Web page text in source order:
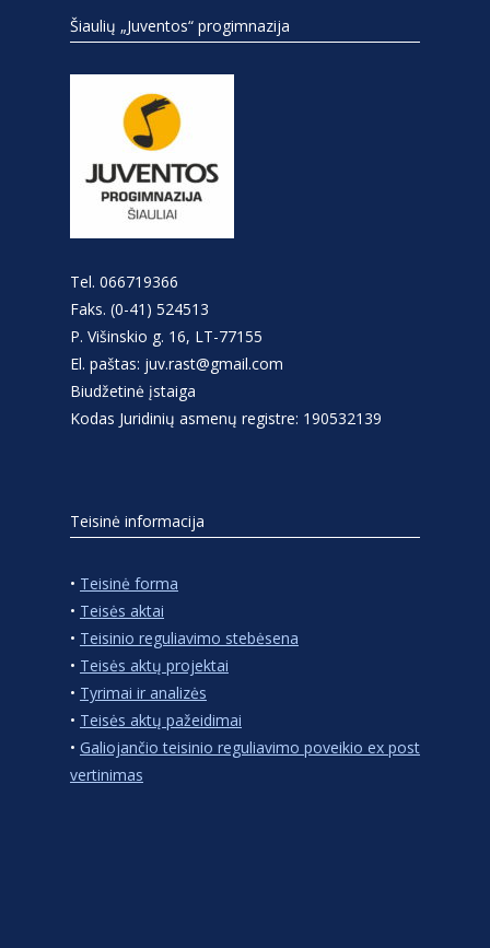
Šiaulių „Juventos“ progimnazija
Tel. 066719366
Faks. (0-41) 524513
P. Višinskio g. 16, LT-77155
El. paštas: juv.rast@gmail.com
Biudžetinė įstaiga
Kodas Juridinių asmenų registre: 190532139
Teisinė informacija
• Teisinė forma
• Teisės aktai
• Teisinio reguliavimo stebėsena
• Teisės aktų projektai
• Tyrimai ir analizės
• Teisės aktų pažeidimai
• Galiojančio teisinio reguliavimo poveikio ex post
vertinimas